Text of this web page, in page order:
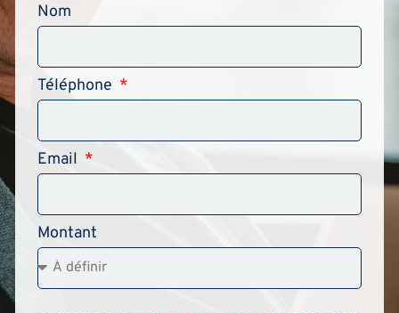
Nom
Téléphone
Email
Montant